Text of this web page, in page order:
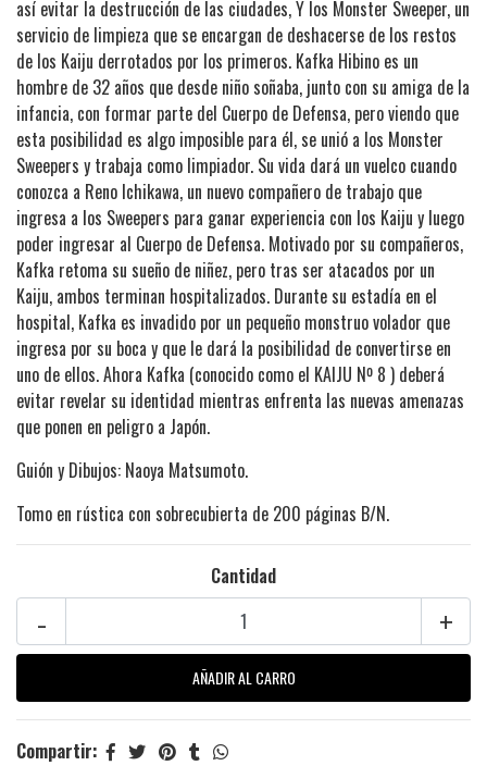
así evitar la destrucción de las ciudades, Y los Monster Sweeper, un
servicio de limpieza que se encargan de deshacerse de los restos
de los Kaiju derrotados por los primeros. Kafka Hibino es un
hombre de 32 años que desde niño soñaba, junto con su amiga de la
infancia, con formar parte del Cuerpo de Defensa, pero viendo que
esta posibilidad es algo imposible para él, se unió a los Monster
Sweepers y trabaja como limpiador. Su vida dará un vuelco cuando
conozca a Reno Ichikawa, un nuevo compañero de trabajo que
ingresa a los Sweepers para ganar experiencia con los Kaiju y luego
poder ingresar al Cuerpo de Defensa. Motivado por su compañeros,
Kafka retoma su sueño de niñez, pero tras ser atacados por un
Kaiju, ambos terminan hospitalizados. Durante su estadía en el
hospital, Kafka es invadido por un pequeño monstruo volador que
ingresa por su boca y que le dará la posibilidad de convertirse en
uno de ellos. Ahora Kafka (conocido como el KAIJU Nº 8 ) deberá
evitar revelar su identidad mientras enfrenta las nuevas amenazas
que ponen en peligro a Japón.
Guión y Dibujos: Naoya Matsumoto.
Tomo en rústica con sobrecubierta de 200 páginas B/N.
Cantidad
+
-
Compartir: